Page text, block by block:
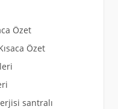
Özet
Özet
santralı